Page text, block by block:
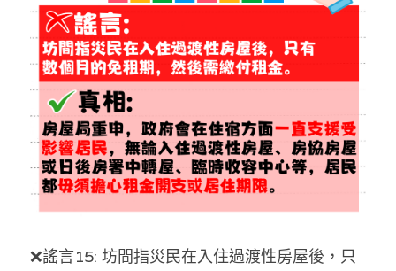
記錄．宏福苑火災
娛樂
反華推手你要知
反華推手懶人包
民主派騙案十式
反華推手起底
KOL 專欄
林淑芳專欄
屈穎妍專欄
絕密法庭檔案
醫院口岸爆炸案
生活
❌謠言15: 坊間指災民在入住過渡性房屋後，只